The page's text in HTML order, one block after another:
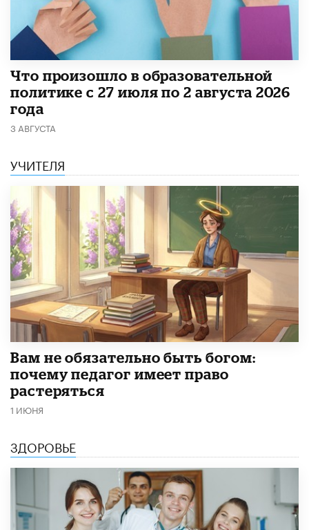
​Что произошло в образовательной
политике с 27 июля по 2 августа 2026
года
3 АВГУСТА
УЧИТЕЛЯ
​Вам не обязательно быть богом:
почему педагог имеет право
растеряться
1 ИЮНЯ
ЗДОРОВЬЕ